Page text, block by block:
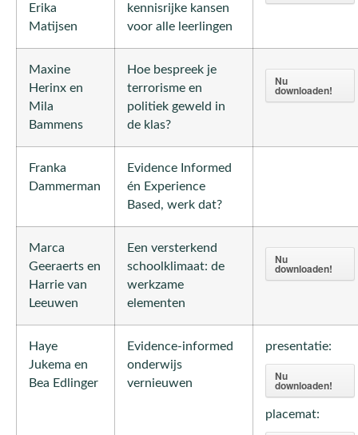
Erika
Matijsen
kennisrijke kansen
voor alle leerlingen
Maxine
Herinx en
Mila
Bammens
Hoe bespreek je
terrorisme en
politiek geweld in
de klas?
Nu
downloaden!
Franka
Dammerman
Evidence Informed
én Experience
Based, werk dat?
Marca
Geeraerts en
Harrie van
Leeuwen
Een versterkend
schoolklimaat: de
werkzame
elementen
Nu
downloaden!
Haye
Jukema en
Bea Edlinger
Evidence-informed
onderwijs
vernieuwen
presentatie:
Nu
downloaden!
placemat: